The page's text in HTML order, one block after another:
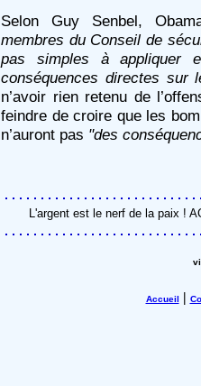
Selon Guy Senbel,
membres du Conseil de
pas simples à appliquer
conséquences directes sur
n’avoir rien retenu de
feindre de croire que les
n’auront pas "des
L'argent est le nerf de la paix !
Accueil |